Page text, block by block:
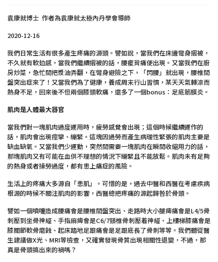
袁康就博士 作者為袁康就太極內丹學會導師
2020-12-16
我們日常生活有很多產生疼痛的源頭。譬如說，當我們在床邊彎身摺被，
不久就有軟攰感，當我們繼續摺被的話，腰痠背痛便出現。又當我們在廚
房炒菜，急忙間把漿油弄翻，在彎身避險之下，「閃腰」就出現，腰椎間
盤突出症來了！又當我們為了健康，養成周末行山習慣，某天天氣轉涼而
熱身不足，回來後不但兩個膝頭軟痛，還多了一個bonus：足底筋膜炎。
肌肉是人體最大器官
當我們對一塊肌肉過度運用時，疲勞感覺會出現；這個時候繼續運作的
話，肌肉會出現痙攣、繃緊。這塊因過勞而產生病理性緊張的肌肉主要是
缺血缺氧。又當我們少運動，突然間需要一塊肌肉在瞬間收縮用力的話，
那塊肌肉又有可能在血供不理想的情況下繃緊且不能放鬆。肌肉未有足夠
的熱身或者操勞過度，都有患上痛症的風險。
生活上的疼痛大多源自「患肌」。可惜的是，過去中醫和西醫在考慮疾病
根源的時候不關注肌肉的影響，西醫總把疼痛的源起歸咎於骨頭。
譬如一個噴嚏造成腰痛會是腰椎間盤突出、走路時大小腿痺痛會是L4/5骨
刺壓到坐骨神經、手指麻痺會是C6/7頸椎骨刺壓着神經、上樓梯膝痛會是
膝關節軟骨磨蝕、起床踏地足跟痛會是足跟底長了骨刺等等。我們聽從醫
生建議做X光、MRI等檢查，又確實發現骨質出現相關性退變，不過，那
真是骨頭搞出來的禍嗎？